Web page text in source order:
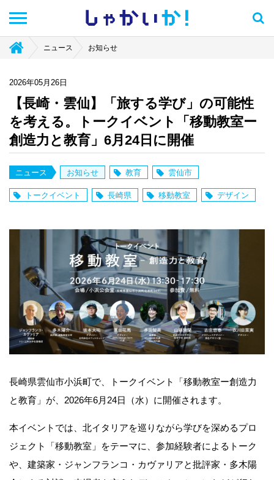
しゃかい か！
ニュース お知らせ
2026年05月26日
【長崎・雲仙】「旅する学び」の可能性
を考える。トークイベント「移動教室ー
創造力と教育」6月24日に開催
ニュース お知らせ 教育 雲仙市
トークイベント 長崎県 移動教室 デザイン
長崎県雲仙市小浜町で、トークイベント「移動教室ー創造力
と教育」が、2026年6月24日（水）に開催されます。
本イベントでは、北イタリアを巡りながら学びを深めるプロ
ジェクト「移動教室」をテーマに、参加経験者によるトーク
や、建築家・ジャンフランコ・カヴァリアと批評家・多木陽